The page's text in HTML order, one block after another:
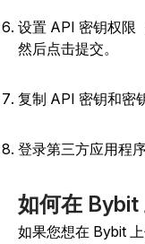
设置 API 密钥权限
然后点击提交。
复制 API 密钥和密
登录第三方应用程
如何在
如果您想在 Bybit